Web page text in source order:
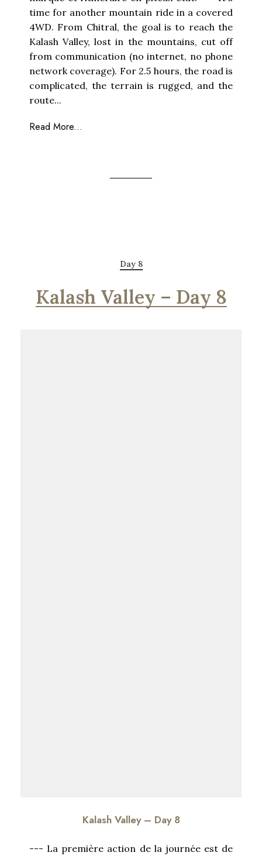
time for another mountain ride in a covered
4WD. From Chitral, the goal is to reach the
Kalash Valley, lost in the mountains, cut off
from communication (no internet, no phone
network coverage). For 2.5 hours, the road is
complicated, the terrain is rugged, and the
route...
Read More...
Day 8
Kalash Valley – Day 8
Kalash Valley – Day 8
--- La première action de la journée est de